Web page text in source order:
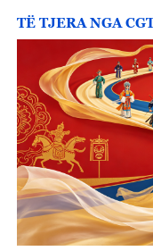
TË TJERA NGA